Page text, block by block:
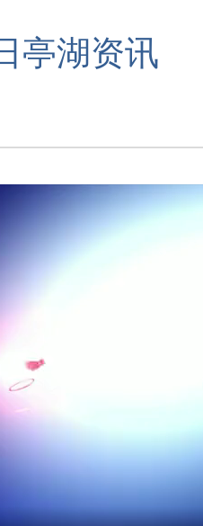
亭湖资讯